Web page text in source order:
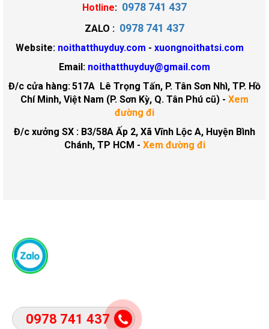
Hotline: 0978 741 437
ZALO : 0978 741 437
Website: noithatthuyduy.com - xuongnoithatsi.com
Email: noithatthuyduy@gmail.com
Đ/c cửa hàng:517A Lê Trọng Tấn, P. Tân Sơn Nhì, TP. Hồ
Chí Minh, Việt Nam (P. Sơn Kỳ, Q. Tân Phú cũ) - Xem
đường đi
Đ/c xưởng SX : B3/58A Ấp 2, Xã Vĩnh Lộc A, Huyện Bình
Chánh, TP HCM - Xem đường đi
0978 741 437